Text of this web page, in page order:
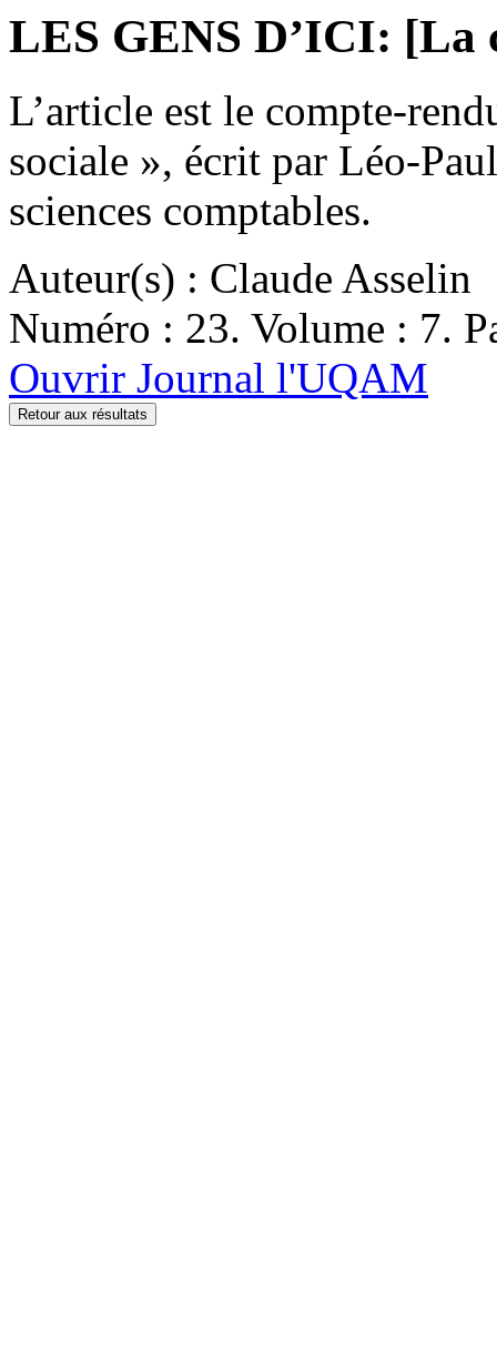
LES GENS D’ICI: [La
L’article est le compte-
sociale », écrit par Léo-
sciences comptables.
Auteur(s) : Claude Asselin
Numéro : 23. Volume : 7.
Ouvrir Journal l'UQAM
Retour aux résultats